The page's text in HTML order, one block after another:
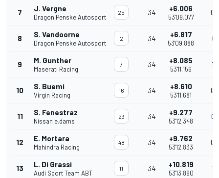
7 J. Vergne
Dragon Penske Autosport
25 34 +6.006
53'09.077
8 S. Vandoorne
Dragon Penske Autosport
2 34 +6.817
53'09.888
9 M. Gunther
Maserati Racing
7 34 +8.085
53'11.156
10 S. Buemi
Virgin Racing
16 34 +8.610
53'11.681
11 S. Fenestraz
Nissan e.dams
23 34 +9.277
53'12.348
12 E. Mortara
Mahindra Racing
48 34 +9.762
53'12.833
13 L. Di Grassi
Audi Sport Team ABT
11 34 +10.819
53'13.890